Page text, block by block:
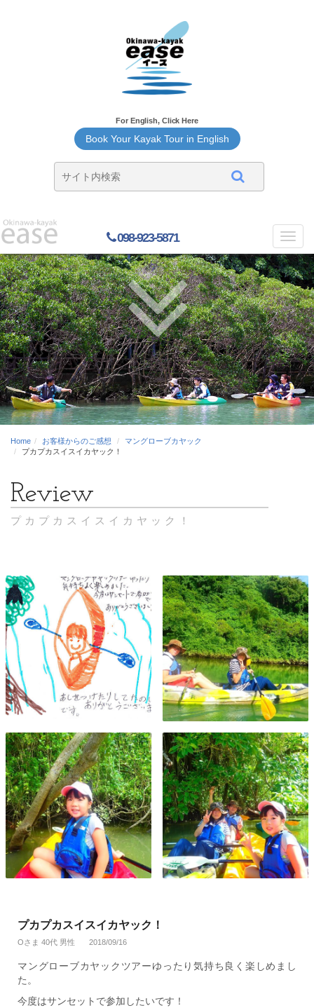
For English, Click Here
Book Your Kayak Tour in English
098-923-5871
Home お客様からのご感想
マングローブカヤック
プカプカスイスイカヤック！
プカプカスイスイカヤック！
プカプカスイスイカヤック！
Oさま 40代 男性 2018/09/16
マングローブカヤックツアーゆったり気持ち良く楽しめまし
た。
今度はサンセットで参加したいです！